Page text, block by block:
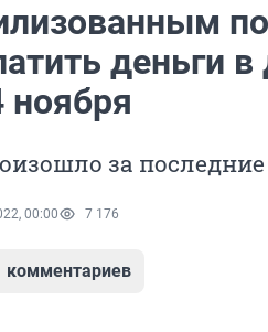
деньги
ноября
за
00:00 7 176
комментариев